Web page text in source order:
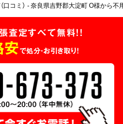
口コミ） 奈良県吉野郡大淀町 O様から不
査定すべて無料!!
で処分・お引き取り！